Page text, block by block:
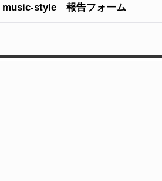
music-style 報告フォーム